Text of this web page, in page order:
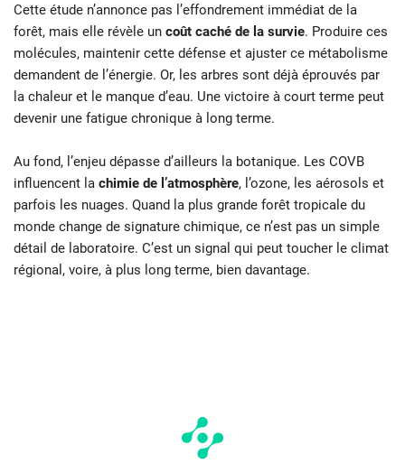
Cette étude n’annonce pas l’effondrement immédiat de la
forêt, mais elle révèle un coût caché de la survie. Produire ces
molécules, maintenir cette défense et ajuster ce métabolisme
demandent de l’énergie. Or, les arbres sont déjà éprouvés par
la chaleur et le manque d’eau. Une victoire à court terme peut
devenir une fatigue chronique à long terme.
Au fond, l’enjeu dépasse d’ailleurs la botanique. Les COVB
influencent la chimie de l’atmosphère, l’ozone, les aérosols et
parfois les nuages. Quand la plus grande forêt tropicale du
monde change de signature chimique, ce n’est pas un simple
détail de laboratoire. C’est un signal qui peut toucher le climat
régional, voire, à plus long terme, bien davantage.